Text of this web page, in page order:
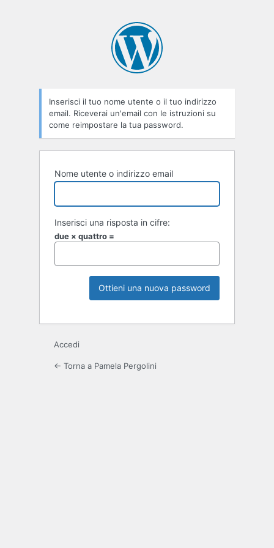
Inserisci il tuo nome utente o il tuo indirizzo
email. Riceverai un'email con le istruzioni su
come reimpostare la tua password.
Nome utente o indirizzo email
Inserisci una risposta in cifre:
due × quattro =
Accedi
← Torna a Pamela Pergolini